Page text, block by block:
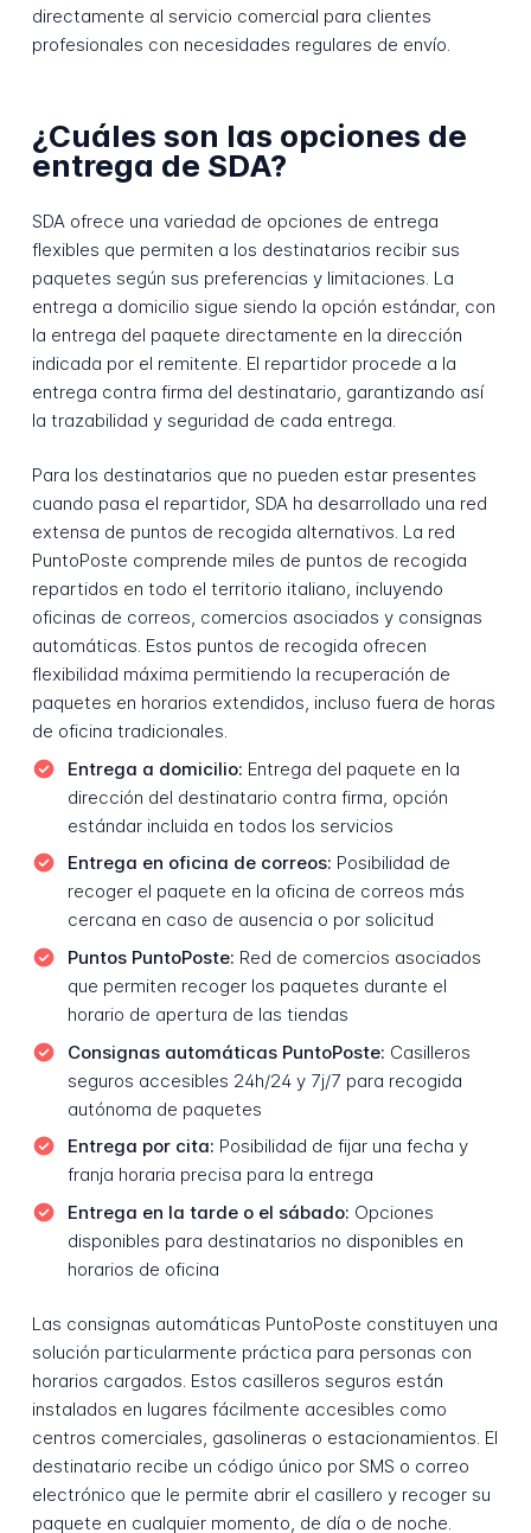
directamente al servicio comercial para clientes
profesionales con necesidades regulares de envío.
¿Cuáles son las opciones de
entrega de SDA?
SDA ofrece una variedad de opciones de entrega
flexibles que permiten a los destinatarios recibir sus
paquetes según sus preferencias y limitaciones. La
entrega a domicilio sigue siendo la opción estándar, con
la entrega del paquete directamente en la dirección
indicada por el remitente. El repartidor procede a la
entrega contra firma del destinatario, garantizando así
la trazabilidad y seguridad de cada entrega.
Para los destinatarios que no pueden estar presentes
cuando pasa el repartidor, SDA ha desarrollado una red
extensa de puntos de recogida alternativos. La red
PuntoPoste comprende miles de puntos de recogida
repartidos en todo el territorio italiano, incluyendo
oficinas de correos, comercios asociados y consignas
automáticas. Estos puntos de recogida ofrecen
flexibilidad máxima permitiendo la recuperación de
paquetes en horarios extendidos, incluso fuera de horas
de oficina tradicionales.
Entrega a domicilio: Entrega del paquete en la
dirección del destinatario contra firma, opción
estándar incluida en todos los servicios
Entrega en oficina de correos: Posibilidad de
recoger el paquete en la oficina de correos más
cercana en caso de ausencia o por solicitud
Puntos PuntoPoste: Red de comercios asociados
que permiten recoger los paquetes durante el
horario de apertura de las tiendas
Consignas automáticas PuntoPoste: Casilleros
seguros accesibles 24h/24 y 7j/7 para recogida
autónoma de paquetes
Entrega por cita: Posibilidad de fijar una fecha y
franja horaria precisa para la entrega
Entrega en la tarde o el sábado: Opciones
disponibles para destinatarios no disponibles en
horarios de oficina
Las consignas automáticas PuntoPoste constituyen una
solución particularmente práctica para personas con
horarios cargados. Estos casilleros seguros están
instalados en lugares fácilmente accesibles como
centros comerciales, gasolineras o estacionamientos. El
destinatario recibe un código único por SMS o correo
electrónico que le permite abrir el casillero y recoger su
paquete en cualquier momento, de día o de noche.